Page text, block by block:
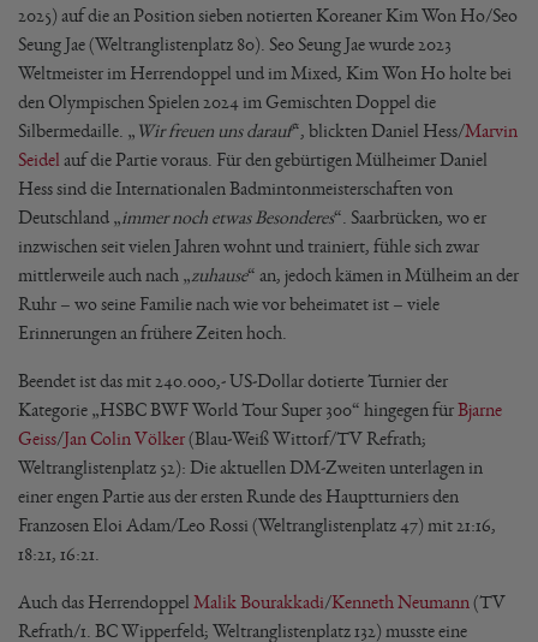
2025) auf die an Position sieben notierten Koreaner Kim Won Ho/Seo
Seung Jae (Weltranglistenplatz 80). Seo Seung Jae wurde 2023
Weltmeister im Herrendoppel und im Mixed, Kim Won Ho holte bei
den Olympischen Spielen 2024 im Gemischten Doppel die
Silbermedaille. „ Wir freuen uns darauf“, blickten Daniel Hess/Marvin
Seidel auf die Partie voraus. Für den gebürtigen Mülheimer Daniel
Hess sind die Internationalen Badmintonmeisterschaften von
Deutschland „immer noch etwas Besonderes“. Saarbrücken, wo er
inzwischen seit vielen Jahren wohnt und trainiert, fühle sich zwar
mittlerweile auch nach „zuhause“ an, jedoch kämen in Mülheim an der
Ruhr – wo seine Familie nach wie vor beheimatet ist – viele
Erinnerungen an frühere Zeiten hoch.
Beendet ist das mit 240.000,- US-Dollar dotierte Turnier der
Kategorie „HSBC BWF World Tour Super 300“ hingegen fürBjarne
Geiss/Jan Colin Völker(Blau-Weiß Wittorf/TV Refrath;
Weltranglistenplatz 52): Die aktuellen DM-Zweiten unterlagen in
einer engen Partie aus der ersten Runde des Hauptturniers den
Franzosen Eloi Adam/Leo Rossi (Weltranglistenplatz 47) mit 21:16,
18:21, 16:21.
Auch das Herrendoppel Malik Bourakkadi/Kenneth Neumann (TV
Refrath/1. BC Wipperfeld; Weltranglistenplatz 132) musste eine